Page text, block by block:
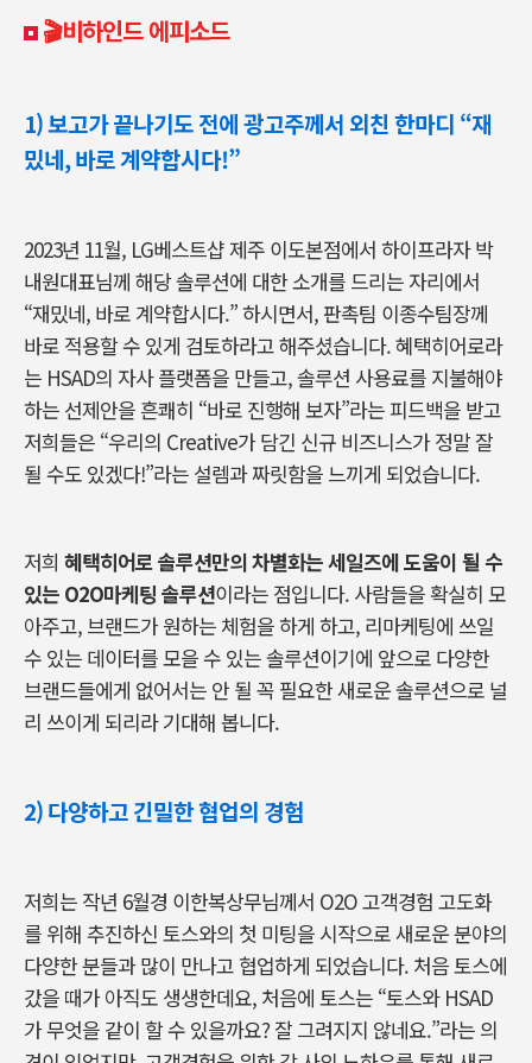
🎬비하인드 에피소드
1) 보고가 끝나기도 전에 광고주께서 외친 한마디 “재
밌네, 바로 계약합시다!”
2023년 11월, LG베스트샵 제주 이도본점에서 하이프라자 박
내원대표님께 해당 솔루션에 대한 소개를 드리는 자리에서
“재밌네, 바로 계약합시다.” 하시면서, 판촉팀 이종수팀장께
바로 적용할 수 있게 검토하라고 해주셨습니다. 혜택히어로라
는 HSAD의 자사 플랫폼을 만들고, 솔루션 사용료를 지불해야
하는 선제안을 흔쾌히 “바로 진행해 보자”라는 피드백을 받고
저희들은 “우리의 Creative가 담긴 신규 비즈니스가 정말 잘
될 수도 있겠다!”라는 설렘과 짜릿함을 느끼게 되었습니다.
저희 혜택히어로 솔루션만의 차별화는 세일즈에 도움이 될 수
있는 O2O마케팅 솔루션이라는 점입니다. 사람들을 확실히 모
아주고, 브랜드가 원하는 체험을 하게 하고, 리마케팅에 쓰일
수 있는 데이터를 모을 수 있는 솔루션이기에 앞으로 다양한
브랜드들에게 없어서는 안 될 꼭 필요한 새로운 솔루션으로 널
리 쓰이게 되리라 기대해 봅니다.
2) 다양하고 긴밀한 협업의 경험
저희는 작년 6월경 이한복상무님께서 O2O 고객경험 고도화
를 위해 추진하신 토스와의 첫 미팅을 시작으로 새로운 분야의
다양한 분들과 많이 만나고 협업하게 되었습니다. 처음 토스에
갔을 때가 아직도 생생한데요, 처음에 토스는 “토스와 HSAD
가 무엇을 같이 할 수 있을까요? 잘 그려지지 않네요.”라는 의